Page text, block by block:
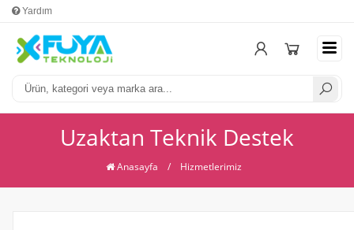
Yardım
Uzaktan Teknik Destek
Anasayfa / Hizmetlerimiz